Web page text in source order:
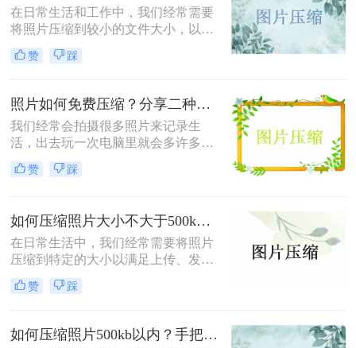
在日常生活和工作中，我们经常需要
将照片压缩到较小的文件大小，以满
足上传、发送或存储的需求。那么照
片怎么压缩到500k以内呢？本文将介
方法。
赞 踩
照片如何免费压缩？分享二种高效压缩方法！
我们经常会拍摄很多照片来记录生
活，出去玩一次电脑里就会多许多旅
游照，而且不知道你们有没有储存好
看图片的习惯呢？这样下来我们电脑
软件将图片进行批量压缩，就可以缓
解电脑的内存压力，让它运行更加顺
畅。那么你们知道照片如何免费压缩
吗？相信这篇文章可以给你一点参
考。
赞 踩
如何压缩照片大小不大于500k？学会这2种压缩方法轻松解决！
在日常生活中，我们经常需要将照片
压缩到特定的大小以满足上传、发送
或存储的需求。那么如何压缩照片大
小不大于500k呢？本文将介绍两种将
方法。
赞 踩
如何压缩照片500kb以内？手把手教你4个压缩方法！